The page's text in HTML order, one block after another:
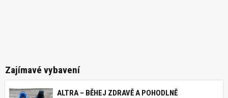
Zajímavé vybavení
ALTRA – BĚHEJ ZDRAVĚ A POHODLNĚ